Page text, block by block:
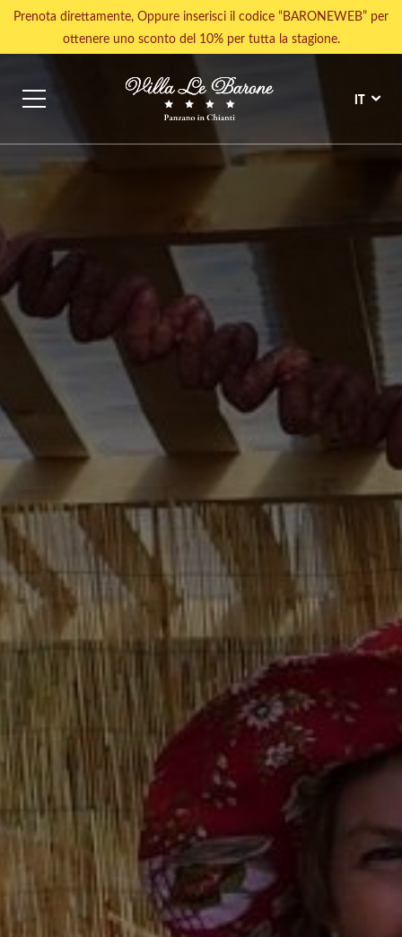
Prenota direttamente, Oppure inserisci il codice “BARONEWEB” per
ottenere uno sconto del 10% per tutta la stagione.
IT
VISITE GUIDATE E TOUR CULTURALI ESPERIENZE